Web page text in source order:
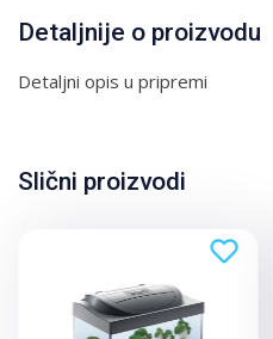
Detaljnije o proizvodu
Detaljni opis u pripremi
Slični proizvodi